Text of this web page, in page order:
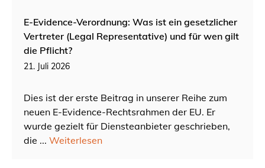
E-Evidence-Verordnung: Was ist ein gesetzlicher
Vertreter (Legal Representative) und für wen gilt
die Pflicht?
21. Juli 2026
Dies ist der erste Beitrag in unserer Reihe zum
neuen E-Evidence-Rechtsrahmen der EU. Er
wurde gezielt für Diensteanbieter geschrieben,
die ... Weiterlesen